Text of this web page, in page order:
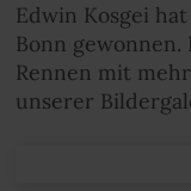
Edwin Kosgei
Bonn
Rennen mit
unserer